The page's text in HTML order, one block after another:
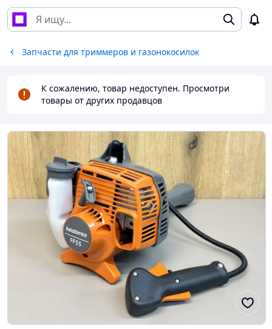
Запчасти для триммеров и газонокосилок
К сожалению, товар недоступен. Просмотри
товары от других продавцов